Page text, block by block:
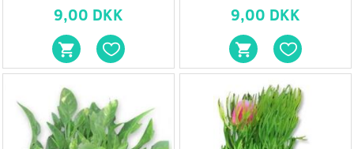
9,00 DKK 9,00 DKK